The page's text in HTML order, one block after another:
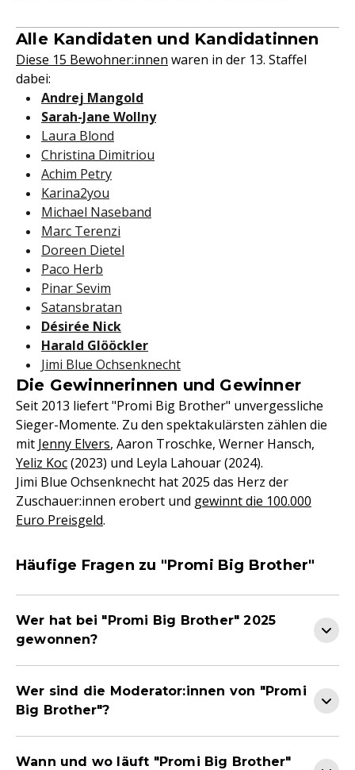
Alle Kandidaten und Kandidatinnen
Diese 15 Bewohner:innen waren in der 13. Staffel
dabei:
Andrej Mangold
Sarah-Jane Wollny
Laura Blond
Christina Dimitriou
Achim Petry
Karina2you
Michael Naseband
Marc Terenzi
Doreen Dietel
Paco Herb
Pinar Sevim
Satansbratan
Désirée Nick
Harald Glööckler
Jimi Blue Ochsenknecht
Die Gewinnerinnen und Gewinner
Seit 2013 liefert "Promi Big Brother" unvergessliche
Sieger-Momente. Zu den spektakulärsten zählen die
mit Jenny Elvers, Aaron Troschke, Werner Hansch,
Yeliz Koc(2023) und Leyla Lahouar (2024).
Jimi Blue Ochsenknecht hat 2025 das Herz der
Zuschauer:innen erobert und gewinnt die 100.000
Euro Preisgeld.
Häufige Fragen zu "Promi Big Brother"
Wer hat bei "Promi Big Brother" 2025
gewonnen?
Wer sind die Moderator:innen von "Promi
Big Brother"?
Wann und wo läuft "Promi Big Brother"